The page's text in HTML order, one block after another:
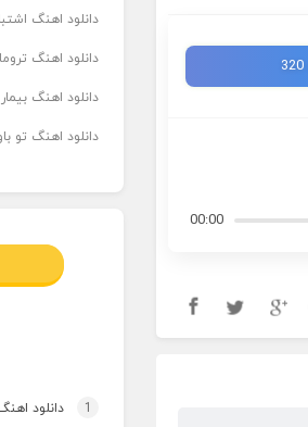
00:00
دانلود اهنگ
دانلود اهنگ
دانلود اهنگ
دانلود اهنگ تو
1 دانلود